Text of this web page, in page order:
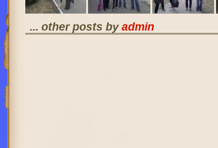
... other posts byadmin